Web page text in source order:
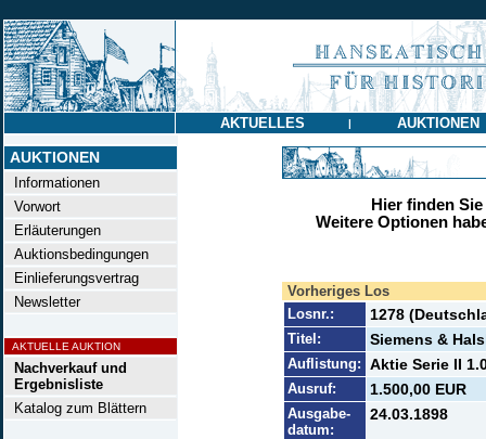
AKTUELLES | AUKTIONEN
AUKTIONEN
Informationen
Vorwort
Erläuterungen
Auktionsbedingungen
Einlieferungsvertrag
Newsletter
AKTUELLE AUKTION
Nachverkauf und
Ergebnisliste
Katalog zum Blättern
Hier finden
Weitere Optionen
Vorheriges Los
Losnr.:
1278
Titel: Siemens &
Auflistung: Aktie Serie II
Ausruf: 1.500,00 EUR
Ausgabe-
datum:
24.03.1898